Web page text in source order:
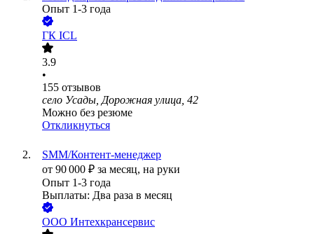
Опыт 1-3 года
ГК ICL
3.9
•
155 отзывов
село Усады, Дорожная улица, 42
Можно без резюме
Откликнуться
SMM/Контент-менеджер
от 90 000 ₽ за месяц, на руки
Опыт 1-3 года
Выплаты: Два раза в месяц
ООО Интехкрансервис